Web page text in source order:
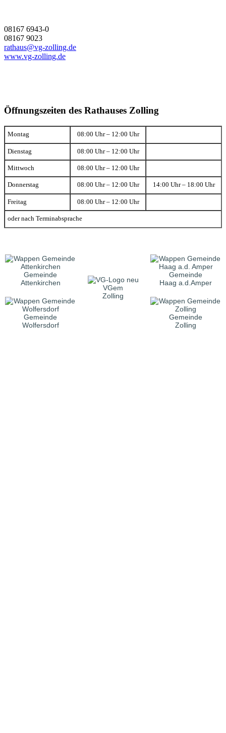
08167 6943-0
08167 9023
rathaus@vg-zolling.de
www.vg-zolling.de
Öffnungszeiten des Rathauses Zolling
Montag 08:00 Uhr – 12:00 Uhr
Dienstag 08:00 Uhr – 12:00 Uhr
Mittwoch 08:00 Uhr – 12:00 Uhr
Donnerstag 08:00 Uhr – 12:00 Uhr 14:00 Uhr – 18:00 Uhr
Freitag 08:00 Uhr – 12:00 Uhr
oder nach Terminabsprache
Gemeinde
Attenkirchen
VGem
Zolling
Gemeinde
Haag a.d.Amper
Gemeinde
Wolfersdorf
Gemeinde
Zolling